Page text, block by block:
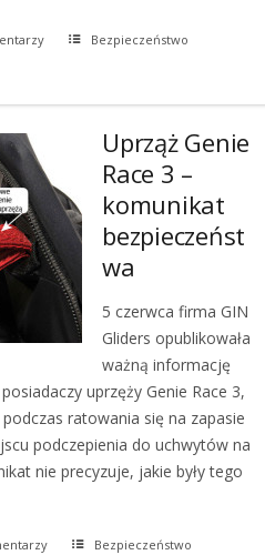
Bezpieczeństwo
Uprząż Genie
Race 3 –
komunikat
bezpieczeńst
wa
5 czerwca firma GIN
Gliders opublikowała
ważną informację
uprzęży Genie Race 3,
ratowania się na zapasie
podczepienia do uchwytów na
nie precyzuje, jakie były tego
Bezpieczeństwo